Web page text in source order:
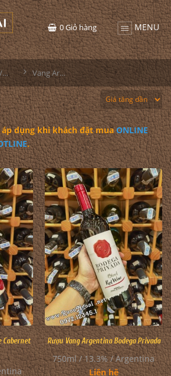
MENU
0Giỏ hàng
Rượu Vang Vang Argentina
áp dụng khi khách đặt muaONLINE
.
Cabernet
Rượu Vang Argentina Bodega Privada
750ml / 13.3% / Argentina
Liên hệ